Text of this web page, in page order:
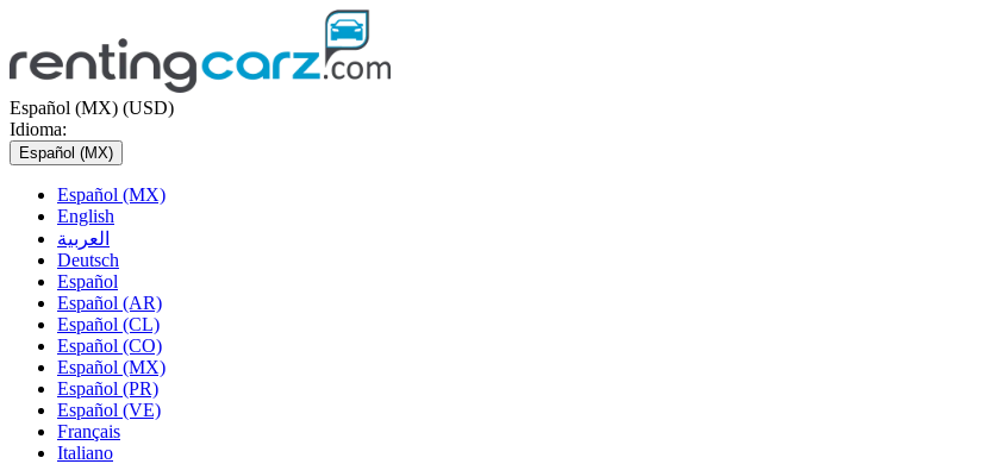
Español (MX) (USD)
Idioma:
Español (MX)
Español (MX)
English
العربية
Deutsch
Español
Español (AR)
Español (CL)
Español (CO)
Español (MX)
Español (PR)
Español (VE)
Français
Italiano